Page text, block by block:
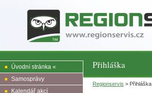
Přihláška
Úvodní stránka «
Samosprávy
Kalendář akcí
Regionservis > Přihláška